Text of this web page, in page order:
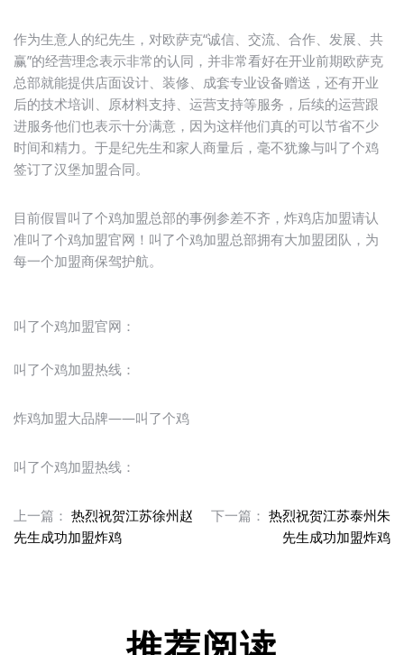
作为生意人的纪先生，对欧萨克“诚信、交流、合作、发展、共
赢”的经营理念表示非常的认同，并非常看好在开业前期欧萨克
总部就能提供店面设计、装修、成套专业设备赠送，还有开业
后的技术培训、原材料支持、运营支持等服务，后续的运营跟
进服务他们也表示十分满意，因为这样他们真的可以节省不少
时间和精力。于是纪先生和家人商量后，毫不犹豫与叫了个鸡
签订了汉堡加盟合同。
目前假冒叫了个鸡加盟总部的事例参差不齐，炸鸡店加盟请认
准叫了个鸡加盟官网！叫了个鸡加盟总部拥有大加盟团队，为
每一个加盟商保驾护航。
叫了个鸡加盟官网：
叫了个鸡加盟热线：
炸鸡加盟大品牌——叫了个鸡
叫了个鸡加盟热线：
上一篇： 热烈祝贺江苏徐州赵
先生成功加盟炸鸡
下一篇： 热烈祝贺江苏泰州朱
先生成功加盟炸鸡